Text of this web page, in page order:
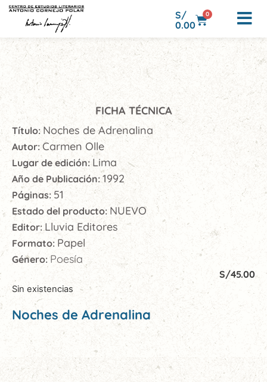
S/
0.00
0
FICHA TÉCNICA
Título: Noches de Adrenalina
Autor: Carmen Olle
Lugar de edición: Lima
Año de Publicación:1992
Páginas: 51
Estado del producto: NUEVO
Editor:Lluvia Editores
Formato: Papel
Género:Poesía
S/45.00
Sin existencias
Noches de Adrenalina